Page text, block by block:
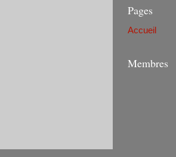
Pages
Accueil
Membres